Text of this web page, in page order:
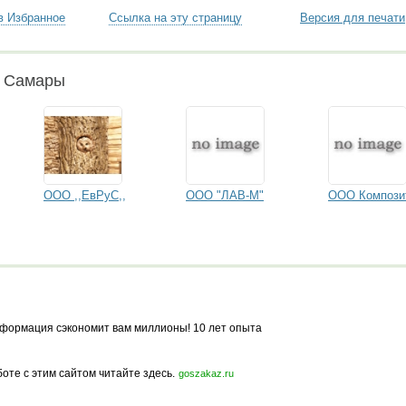
Избранное Ссылка на эту страницу Версия для печати
Самары
ООО ,,ЕвРуС,, ООО "ЛАВ-М" ООО
сэкономит вам миллионы! 10 лет опыта
с этим сайтом читайте здесь. goszakaz.ru